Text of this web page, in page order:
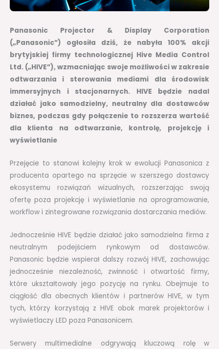
Panasonic Projector & Display Corporation
(„Panasonic”) ogłosiła dziś, że nabyła 100% akcji
brytyjskiej firmy technologicznej Hive Media Control
Ltd. („HIVE”), wzmacniając swoje możliwości w zakresie
odtwarzania i sterowania mediami dla środowisk
immersyjnych i stacjonarnych. HIVE będzie nadal
działać jako samodzielny, neutralny dla dostawców
biznes, podczas gdy połączenie to rozszerza wartość
dla klienta na odtwarzanie, kontrolę, projekcję i
wyświetlanie
Przejęcie to stanowi kolejny krok w ewolucji Panasonica z
producenta opartego na sprzęcie w szerszego dostawcy
ekosystemu rozwiązań wizualnych, rozszerzając swoją
ofertę poza projekcję i wyświetlanie na oprogramowanie,
workflow i zintegrowane rozwiązania dostarczania mediów.
Jednocześnie HIVE będzie działać jako samodzielna firma z
neutralnym podejściem rynkowym od dostawców.
Panasonic będzie wspierał dalszy rozwój HIVE, zachowując
jednocześnie niezależność, zwinność i otwartość firmy,
które ukształtowały jego pozycję na rynku. Obejmuje to
ciągłość dla obecnych klientów i partnerów HIVE, w tym
tych, którzy korzystają z HIVE obok marek projektorów i
wyświetlaczy LED poza Panasonicem.
Serwery multimedialne odgrywają kluczową rolę w